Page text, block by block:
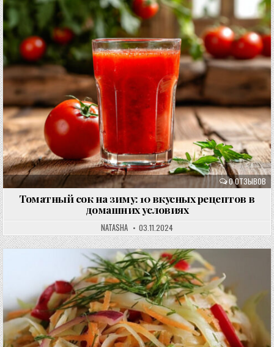
0 ОТЗЫВОВ
Томатный сок на зиму: 10 вкусных рецептов в
домашних условиях
NATASHA 03.11.2024